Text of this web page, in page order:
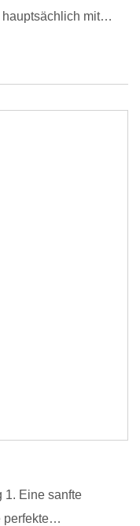
mit
1. Eine sanfte
perfekte